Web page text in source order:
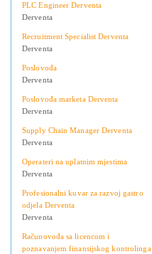
PLC Engineer Derventa
Derventa
Recruitment Specialist Derventa
Derventa
Poslovođa
Derventa
Poslovođa marketa Derventa
Derventa
Supply Chain Manager Derventa
Derventa
Operateri na uplatnim mjestima
Derventa
Profesionalni kuvar za razvoj gastro
odjela Derventa
Derventa
Računovođa sa licencom i
poznavanjem finansijskog kontrolinga